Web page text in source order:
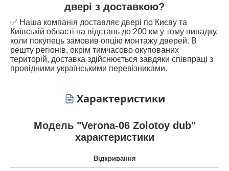
двері з доставкою?
✅ Наша компанія доставляє двері по Києву та
Київській області на відстань до 200 км у тому випадку,
коли покупець замовив опцію монтажу дверей. В
решту регіонів, окрім тимчасово окупованих
територій, доставка здійснюється завдяки співпраці з
провідними українськими перевізниками.
Характеристики
Модель "Verona-06 Zolotoy dub"
характеристики
Відкривання